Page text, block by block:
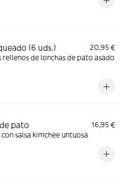
(6 uds.)
20,95 €
rellenos de lonchas de pato asado
pato
16,95 €
salsa kimchee untuosa